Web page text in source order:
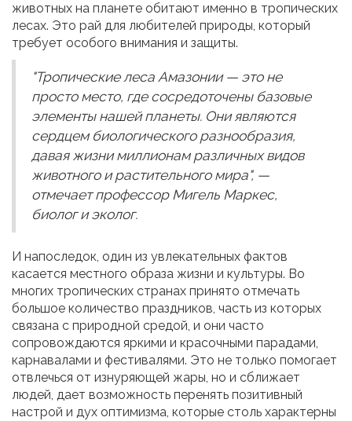
животных на планете обитают именно в тропических
лесах. Это рай для любителей природы, который
требует особого внимания и защиты.
"Тропические леса Амазонии — это не
просто место, где сосредоточены базовые
элементы нашей планеты. Они являются
сердцем биологического разнообразия,
давая жизни миллионам различных видов
животного и растительного мира", —
отмечает профессор Мигель Маркес,
биолог и эколог.
И напоследок, один из увлекательных фактов
касается местного образа жизни и культуры. Во
многих тропических странах принято отмечать
большое количество праздников, часть из которых
связана с природной средой, и они часто
сопровождаются яркими и красочными парадами,
карнавалами и фестивалями. Это не только помогает
отвлечься от изнуряющей жары, но и сближает
людей, дает возможность перенять позитивный
настрой и дух оптимизма, которые столь характерны